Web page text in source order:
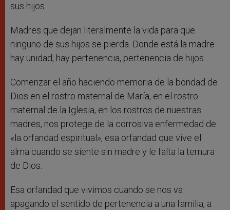
sus hijos.
Madres que dejan literalmente la vida para que
ninguno de sus hijos se pierda. Donde está la madre
hay unidad, hay pertenencia, pertenencia de hijos.
Comenzar el año haciendo memoria de la bondad de
Dios en el rostro maternal de María, en el rostro
maternal de la Iglesia, en los rostros de nuestras
madres, nos protege de la corrosiva enfermedad de
«la orfandad espiritual», esa orfandad que vive el
alma cuando se siente sin madre y le falta la ternura
de Dios.
Esa orfandad que vivimos cuando se nos va
apagando el sentido de pertenencia a una familia, a